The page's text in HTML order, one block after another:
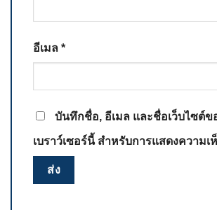
อีเมล *
บันทึกชื่อ, อีเมล และชื่อเว็บไซต์
เบราว์เซอร์นี้ สำหรับการแสดงความเ